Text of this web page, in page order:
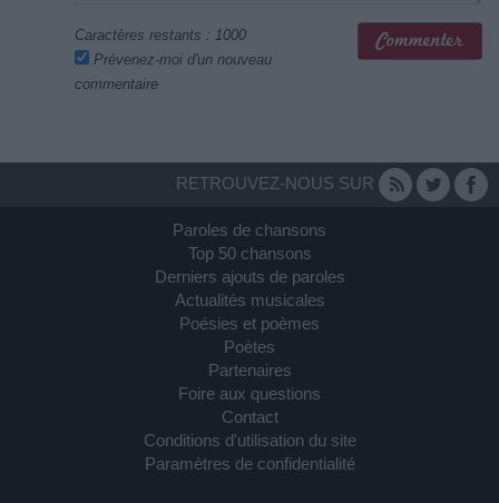
Caractères restants : 1000
Prévenez-moi d'un nouveau
commentaire
RETROUVEZ-NOUS SUR
Paroles de chansons
Top 50 chansons
Derniers ajouts de paroles
Actualités musicales
Poésies et poèmes
Poètes
Partenaires
Foire aux questions
Contact
Conditions d'utilisation du site
Paramètres de confidentialité